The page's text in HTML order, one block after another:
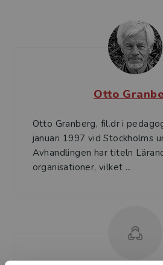
Otto
Otto Granberg, fil.dr i
januari 1997 vid Stockholms
Avhandlingen har titeln
organisationer, vilket ...